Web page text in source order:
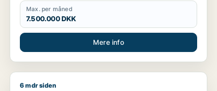
Max. per måned
7.500.000 DKK
Mere info
Jeg søger kontor, lager, værksted, butik, klinik, restaurant,
6 mdr siden